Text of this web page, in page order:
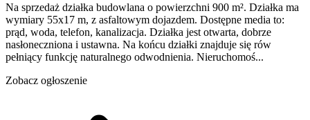
Na sprzedaż działka budowlana o powierzchni 900 m². Działka ma
wymiary 55x17 m, z asfaltowym dojazdem. Dostępne media to:
prąd, woda, telefon, kanalizacja. Działka jest otwarta, dobrze
nasłoneczniona i ustawna. Na końcu działki znajduje się rów
pełniący funkcję naturalnego odwodnienia. Nieruchomoś...
Zobacz ogłoszenie